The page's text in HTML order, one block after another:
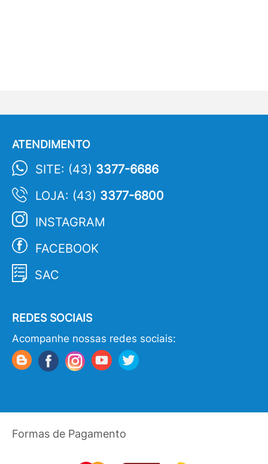
ATENDIMENTO
SITE: (43) 3377-6686
LOJA: (43) 3377-6800
INSTAGRAM
FACEBOOK
SAC
REDES SOCIAIS
Acompanhe nossas redes sociais:
Formas de Pagamento